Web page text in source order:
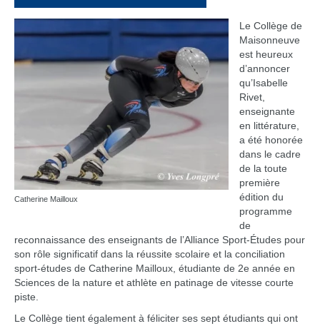
Catherine Mailloux
Le Collège de
Maisonneuve
est heureux
d’annoncer
qu’Isabelle
Rivet,
enseignante
en littérature,
a été honorée
dans le cadre
de la toute
première
édition du
programme
de
reconnaissance des enseignants de l’Alliance Sport-Études pour
son rôle significatif dans la réussite scolaire et la conciliation
sport-études de Catherine Mailloux, étudiante de 2e année en
Sciences de la nature et athlète en patinage de vitesse courte
piste.
Le Collège tient également à féliciter ses sept étudiants qui ont